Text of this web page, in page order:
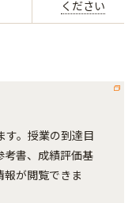
ください
す。授業の到達目
考書、成績評価基
が閲覧できま